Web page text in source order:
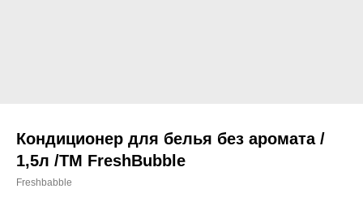
Кондиционер для белья без аромата /
1,5л /ТМ FreshBubble
Freshbabble